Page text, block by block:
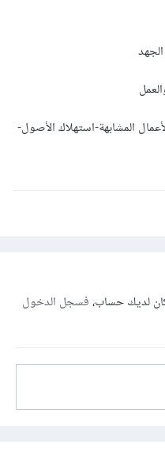
المشابهة-استهلاك الأصول-
لديك حساب،فسجل الدخول